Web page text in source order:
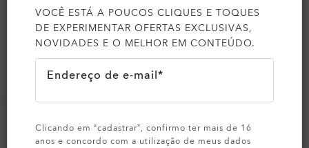
VOCÊ ESTÁ A POUCOS CLIQUES E TOQUES
DE EXPERIMENTAR OFERTAS EXCLUSIVAS,
NOVIDADES E O MELHOR EM CONTEÚDO.
Endereço de e-mail*
Clicando em “cadastrar”, confirmo ter mais de 16
anos e concordo com a utilização de meus dados